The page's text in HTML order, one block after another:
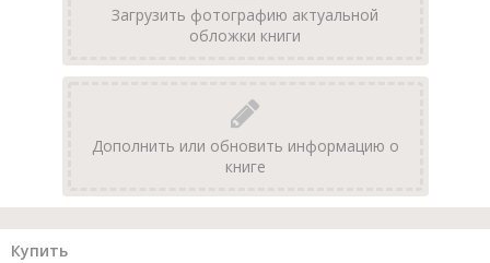
Загрузить фотографию актуальной
обложки книги
Дополнить или обновить информацию о
книге
Купить